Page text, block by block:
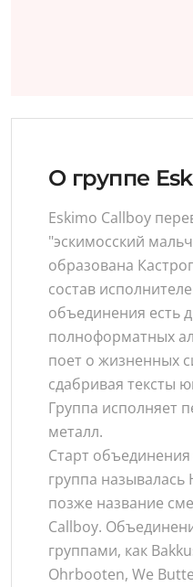
О группе
Eskimo Callboy
"эскимосский
образована
состав
объединения есть
полноформатных
поет о жизненных
сдабривая тексты
Группа исполняет
металл.
Старт объединения
группа называлась
позже название
Callboy.
группами, как
Ohrbooten, We